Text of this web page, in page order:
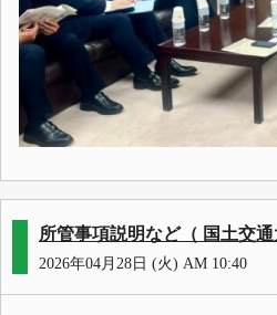
所管事項説明など（ 国土交通
2026年04月28日 (火) AM 10:40